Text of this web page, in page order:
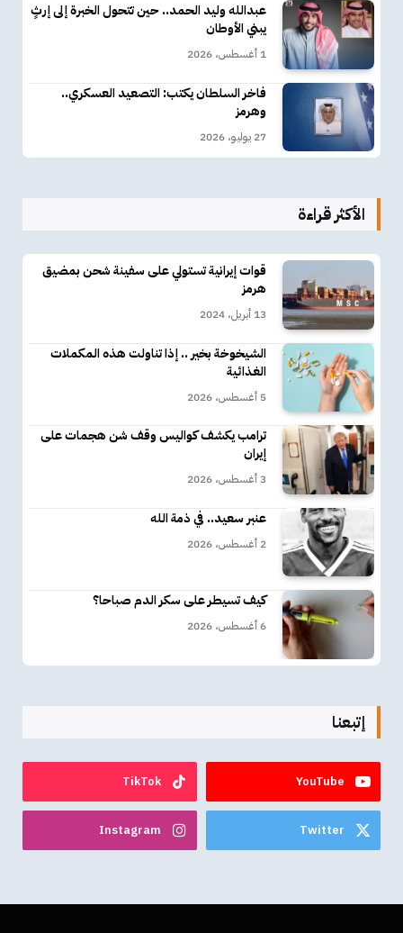
عبدالله وليد الحمد.. حين تتحول الخبرة إلى إرثٍ
يبني الأوطان
1 أغسطس، 2026
فاخر السلطان يكتب: التصعيد العسكري..
وهرمز
27 يوليو، 2026
الأكثر قراءة
قوات إيرانية تستولي على سفينة شحن بمضيق
هرمز
13 أبريل، 2024
الشيخوخة بخير .. إذا تناولت هذه المكملات
الغذائية
5 أغسطس، 2026
ترامب يكشف كواليس وقف شن هجمات على
إيران
3 أغسطس، 2026
عنبر سعيد.. في ذمة الله
2 أغسطس، 2026
كيف تسيطر على سكر الدم صباحا؟
6 أغسطس، 2026
إتبعنا
YouTube
TikTok
Twitter
Instagram